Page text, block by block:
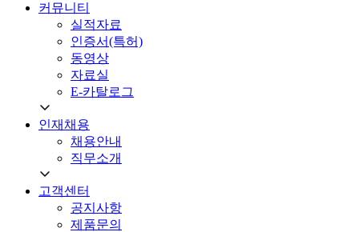
커뮤니티
실적자료
인증서(특허)
동영상
자료실
E-카탈로그
인재채용
채용안내
직무소개
고객센터
공지사항
제품문의